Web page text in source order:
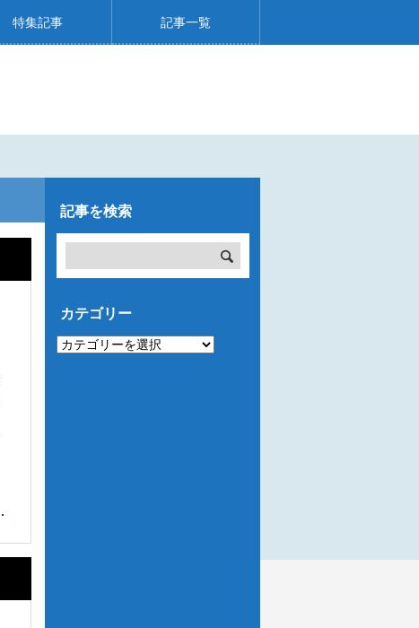
特集記事 記事一覧
記事を検索
カテゴリー
カ
テ